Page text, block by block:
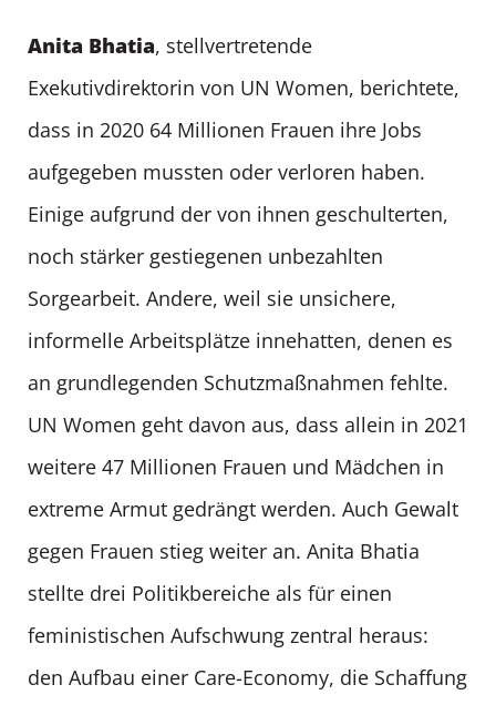
Anita Bhatia, stellvertretende
Exekutivdirektorin von UN Women, berichtete,
dass in 2020 64 Millionen Frauen ihre Jobs
aufgegeben mussten oder verloren haben.
Einige aufgrund der von ihnen geschulterten,
noch stärker gestiegenen unbezahlten
Sorgearbeit. Andere, weil sie unsichere,
informelle Arbeitsplätze innehatten, denen es
an grundlegenden Schutzmaßnahmen fehlte.
UN Women geht davon aus, dass allein in 2021
weitere 47 Millionen Frauen und Mädchen in
extreme Armut gedrängt werden. Auch Gewalt
gegen Frauen stieg weiter an. Anita Bhatia
stellte drei Politikbereiche als für einen
feministischen Aufschwung zentral heraus:
den Aufbau einer Care-Economy, die Schaffung